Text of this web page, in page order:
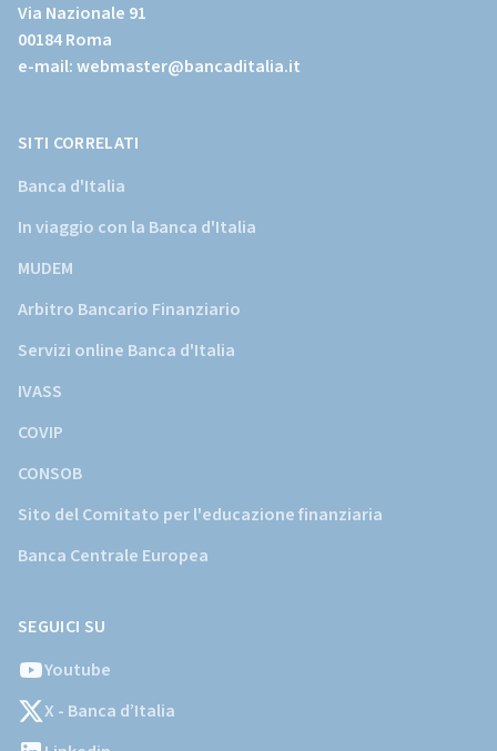
sito
istituzionale
della
Via Nazionale 91
00184 Roma
e-mail:webmaster@bancaditalia.it
SITI CORRELATI
Banca d'Italia
In viaggio con la Banca d'Italia
MUDEM
Arbitro Bancario Finanziario
Servizi online Banca d'Italia
IVASS
COVIP
CONSOB
Sito del Comitato per l'educazione finanziaria
Banca Centrale Europea
SEGUICI SU
Youtube
X - Banca d’Italia